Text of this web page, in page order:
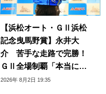
【浜松オート・ＧⅡ浜松
記念曳馬野賞】永井大
介 苦手な走路で完勝！
ＧⅡ全場制覇「本当に信
じられない」
2026年 8月2日 19:35